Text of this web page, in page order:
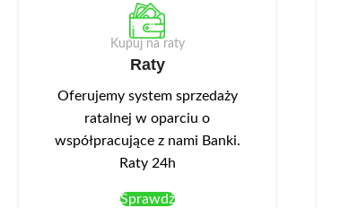
Kupuj na raty
Raty
Oferujemy system sprzedaży
ratalnej w oparciu o
współpracujące z nami Banki.
Raty 24h
Sprawdź